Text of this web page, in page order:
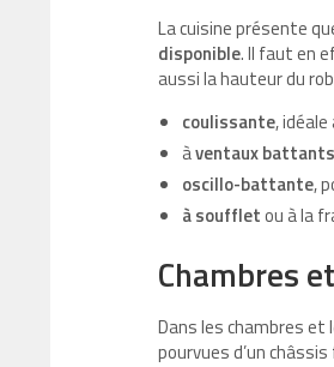
La cuisine présente
disponible. Il faut en
aussi la hauteur du
coulissante, idéale
àventaux battants
oscillo-battante,
à souffletou à la
Chambres
Dans les chambres
pourvues d’un